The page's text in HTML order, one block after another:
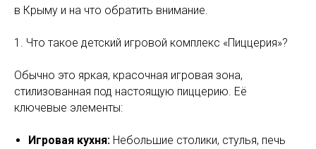
в Крыму и на что обратить внимание.
1. Что такое детский игровой комплекс «Пиццерия»?
Обычно это яркая, красочная игровая зона,
стилизованная под настоящую пиццерию. Её
ключевые элементы:
Игровая кухня: Небольшие столики, стулья, печь